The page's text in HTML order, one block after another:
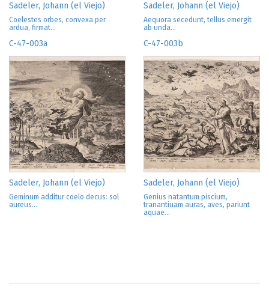
Sadeler, Johann (el Viejo)
Coelestes orbes, convexa per
ardua, firmat...
Sadeler, Johann (el Viejo)
Aequora secedunt, tellus emergit
ab unda...
C-47-003a
Sadeler, Johann (el Viejo)
Geminum additur coelo decus: sol
aureus...
C-47-003b
Sadeler, Johann (el Viejo)
Genius natantum piscium,
tranantiuam auras, aves, pariunt
aquae...